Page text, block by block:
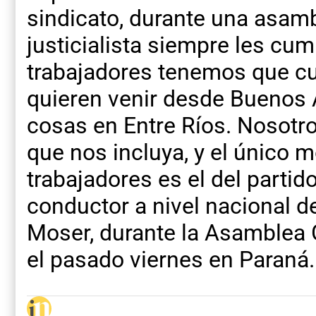
sindicato, durante una
justicialista siempre les
trabajadores tenemos que
quieren venir desde
cosas en Entre Ríos.
que nos incluya, y el único
trabajadores es el del
conductor a nivel nacional
Moser, durante la
el pasado viernes en Paraná.